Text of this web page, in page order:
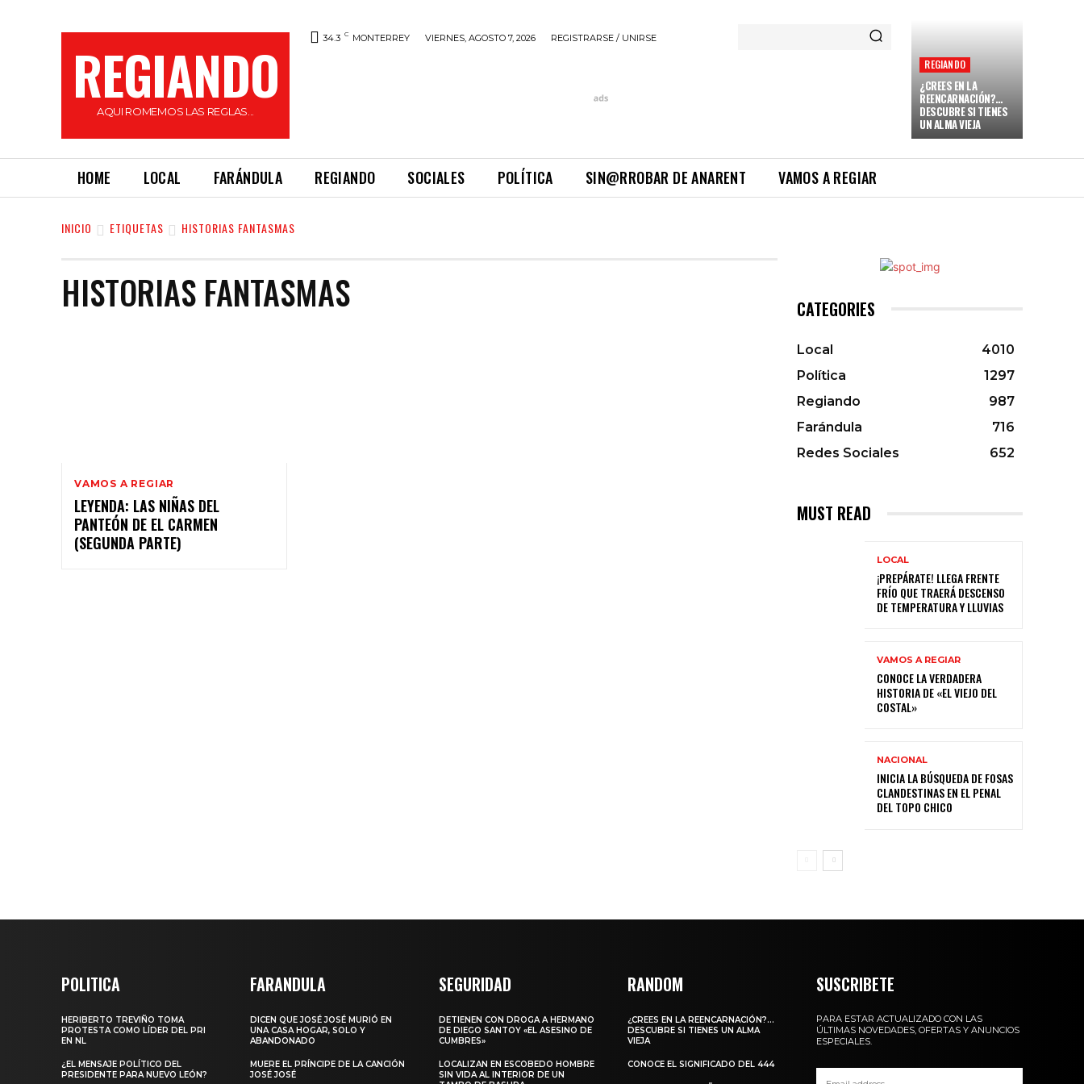
REGIANDO
AQUI ROMEMOS LAS REGLAS...
34.3 C MONTERREY VIERNES, AGOSTO 7, 2026 REGISTRARSE / UNIRSE
REGIANDO
¿CREES EN LA
REENCARNACIÓN?…
DESCUBRE SI TIENES
UN ALMA VIEJA
HOME LOCAL FARÁNDULA REGIANDO SOCIALES POLÍTICA SIN@RROBAR DE ANARENT VAMOS A REGIAR
INICIO ETIQUETAS HISTORIAS FANTASMAS
HISTORIAS FANTASMAS
VAMOS A REGIAR
LEYENDA: LAS NIÑAS DEL
PANTEÓN DE EL CARMEN
(SEGUNDA PARTE)
CATEGORIES
Local
4010
Política
1297
Regiando
987
Farándula
716
Redes Sociales
652
MUST READ
LOCAL
¡PREPÁRATE! LLEGA FRENTE
FRÍO QUE TRAERÁ DESCENSO
DE TEMPERATURA Y LLUVIAS
VAMOS A REGIAR
CONOCE LA VERDADERA
HISTORIA DE «EL VIEJO DEL
COSTAL»
NACIONAL
INICIA LA BÚSQUEDA DE FOSAS
CLANDESTINAS EN EL PENAL
DEL TOPO CHICO
POLITICA
HERIBERTO TREVIÑO TOMA
PROTESTA COMO LÍDER DEL PRI
EN NL
¿EL MENSAJE POLÍTICO DEL
PRESIDENTE PARA NUEVO LEÓN?
FARANDULA
DICEN QUE JOSÉ JOSÉ MURIÓ EN
UNA CASA HOGAR, SOLO Y
ABANDONADO
MUERE EL PRÍNCIPE DE LA CANCIÓN
JOSÉ JOSÉ
SEGURIDAD
DETIENEN CON DROGA A HERMANO
DE DIEGO SANTOY «EL ASESINO DE
CUMBRES»
LOCALIZAN EN ESCOBEDO HOMBRE
SIN VIDA AL INTERIOR DE UN
RANDOM
¿CREES EN LA REENCARNACIÓN?…
DESCUBRE SI TIENES UN ALMA
VIEJA
CONOCE EL SIGNIFICADO DEL 444
SUSCRIBETE
PARA ESTAR ACTUALIZADO CON LAS
ÚLTIMAS NOVEDADES, OFERTAS Y ANUNCIOS
ESPECIALES.